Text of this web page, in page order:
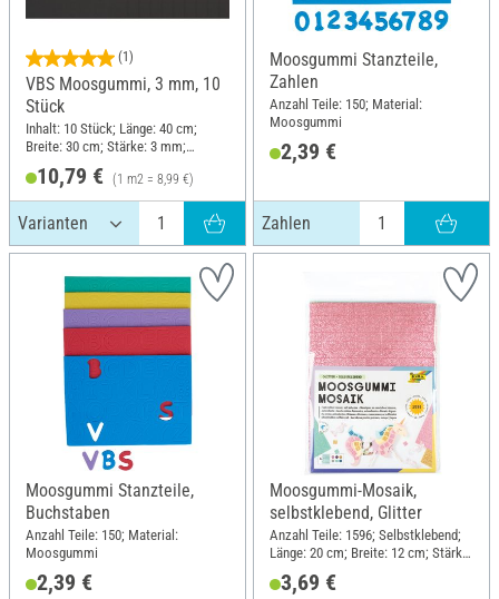
(1)
VBS Moosgummi, 3 mm, 10
Stück
Inhalt: 10 Stück; Länge: 40 cm;
Breite: 30 cm; Stärke: 3 mm;
10,79 € (1 m2 = 8,99 €)
Moosgummi Stanzteile,
Zahlen
Anzahl Teile: 150; Material:
Moosgummi
2,39 €
Zahlen
Moosgummi Stanzteile,
Buchstaben
Anzahl Teile: 150; Material:
Moosgummi
2,39 €
Moosgummi-Mosaik,
selbstklebend, Glitter
Anzahl Teile: 1596; Selbstklebend;
Länge: 20 cm; Breite: 12 cm; Stärke:
3,69 €